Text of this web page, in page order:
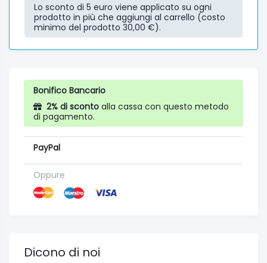
Lo sconto di 5 euro viene applicato su ogni
prodotto in più che aggiungi al carrello (costo
minimo del prodotto 30,00 €).
Bonifico Bancario
2% di sconto alla cassa con questo metodo
di pagamento.
PayPal
Oppure
Dicono di noi